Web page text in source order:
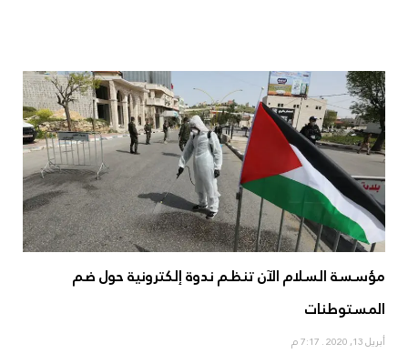
مؤسسة السلام الآن تنظم ندوة إلكترونية حول ضم
المستوطنات
أبريل 13, 2020